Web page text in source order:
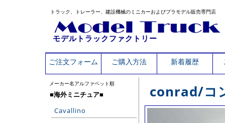
トラック、トレーラー、建設機械のミニカーおよびプラモデル販売専門店
モデルトラックファクトリー
ご注文フォーム ご購入方法 新着履歴
メーカー名アルファベット順
■海外ミニチュア■
Cavallino
conrad/コ